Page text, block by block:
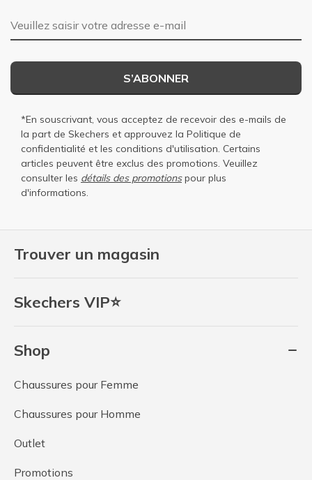
Trouver un magasin
Skechers VIP⭐
Shop
Chaussures pour Femme
Chaussures pour Homme
Outlet
Promotions
Adresse e-mail
S’ABONNER
*En souscrivant, vous acceptez de recevoir des e-mails de
la part de Skechers et approuvez la Politique de
confidentialité et les conditions d'utilisation. Certains
articles peuvent être exclus des promotions. Veuillez
consulter les détails des promotionspour plus
d'informations.